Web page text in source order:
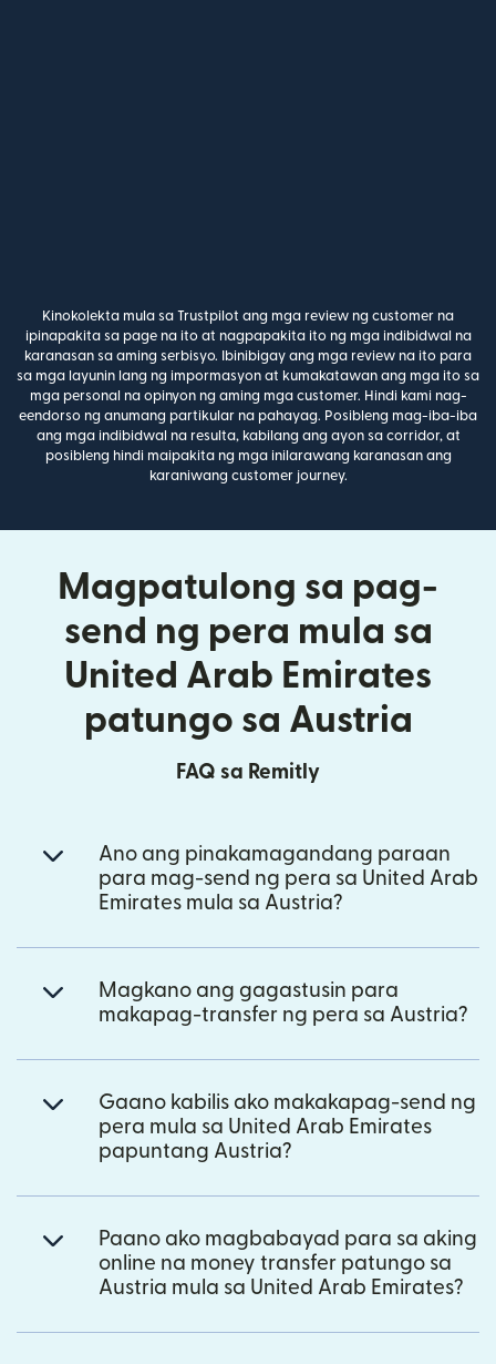
Kinokolekta mula sa Trustpilot ang mga review ng customer na
ipinapakita sa page na ito at nagpapakita ito ng mga indibidwal na
karanasan sa aming serbisyo. Ibinibigay ang mga review na ito para
sa mga layunin lang ng impormasyon at kumakatawan ang mga ito sa
mga personal na opinyon ng aming mga customer. Hindi kami nag-
eendorso ng anumang partikular na pahayag. Posibleng mag-iba-iba
ang mga indibidwal na resulta, kabilang ang ayon sa corridor, at
posibleng hindi maipakita ng mga inilarawang karanasan ang
karaniwang customer journey.
Magpatulong sa pag-
send ng pera mula sa
United Arab Emirates
patungo sa Austria
FAQ sa Remitly
Ano ang pinakamagandang paraan
para mag-send ng pera sa United Arab
Emirates mula sa Austria?
Magkano ang gagastusin para
makapag-transfer ng pera sa Austria?
Gaano kabilis ako makakapag-send ng
pera mula sa United Arab Emirates
papuntang Austria?
Paano ako magbabayad para sa aking
online na money transfer patungo sa
Austria mula sa United Arab Emirates?